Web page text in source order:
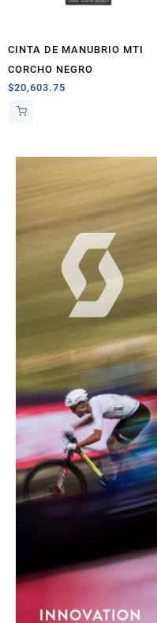
CINTA DE MANUBRIO MTI
CORCHO NEGRO
$20,603.75